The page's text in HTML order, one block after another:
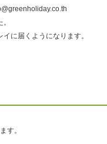
に届くようになります。
す。